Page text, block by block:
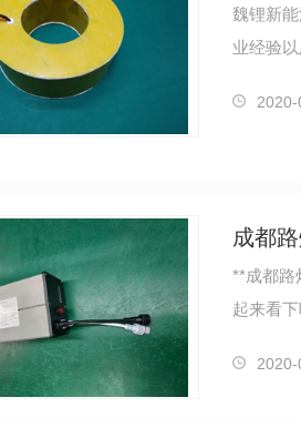
魏锂新
业经验
成都
**成都路
起来看